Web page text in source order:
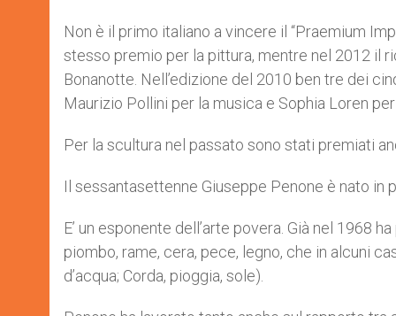
Non è il primo italiano a vincere il “Praemium
stesso premio per la pittura, mentre nel 2012 il
Bonanotte. Nell’edizione del 2010 ben tre dei
Maurizio Pollini per la musica e Sophia Loren
Per la scultura nel passato sono stati premiati
Il sessantasettenne Giuseppe Penone è nato in
E’ un esponente dell’arte povera. Già nel 1968
piombo, rame, cera, pece, legno, che in alcuni
d’acqua; Corda, pioggia, sole).